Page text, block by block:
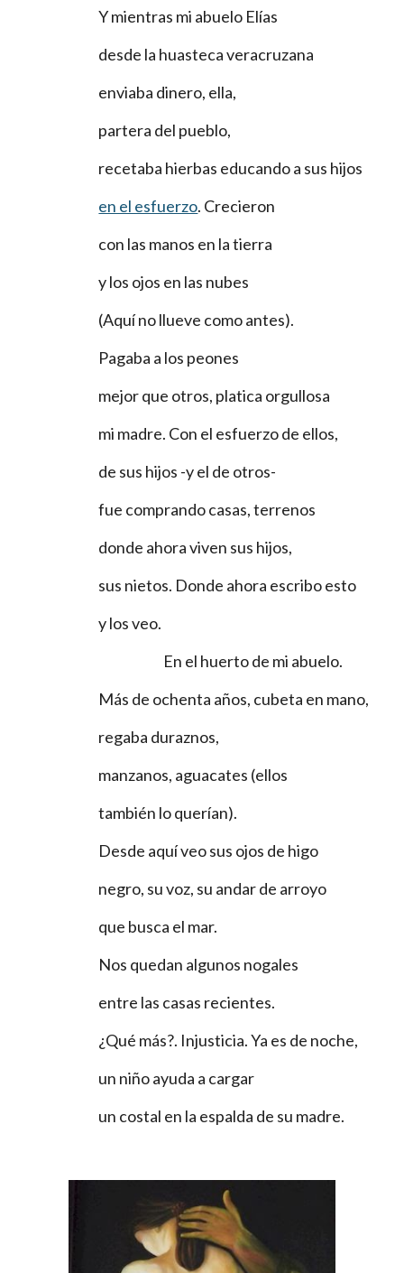
Y mientras mi abuelo Elías
desde la huasteca veracruzana
enviaba dinero, ella,
partera del pueblo,
recetaba hierbas educando a sus hijos
en el esfuerzo. Crecieron
con las manos en la tierra
y los ojos en las nubes
(Aquí no llueve como antes).
Pagaba a los peones
mejor que otros, platica orgullosa
mi madre. Con el esfuerzo de ellos,
de sus hijos -y el de otros-
fue comprando casas, terrenos
donde ahora viven sus hijos,
sus nietos. Donde ahora escribo esto
y los veo.
                        En el huerto de mi abuelo.
Más de ochenta años, cubeta en mano,
regaba duraznos,
manzanos, aguacates (ellos
también lo querían).
Desde aquí veo sus ojos de higo
negro, su voz, su andar de arroyo
que busca el mar.
Nos quedan algunos nogales
entre las casas recientes.
¿Qué más?. Injusticia. Ya es de noche,
un niño ayuda a cargar
un costal en la espalda de su madre.